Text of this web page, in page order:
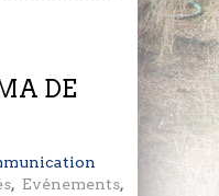
DE
, Evénements,